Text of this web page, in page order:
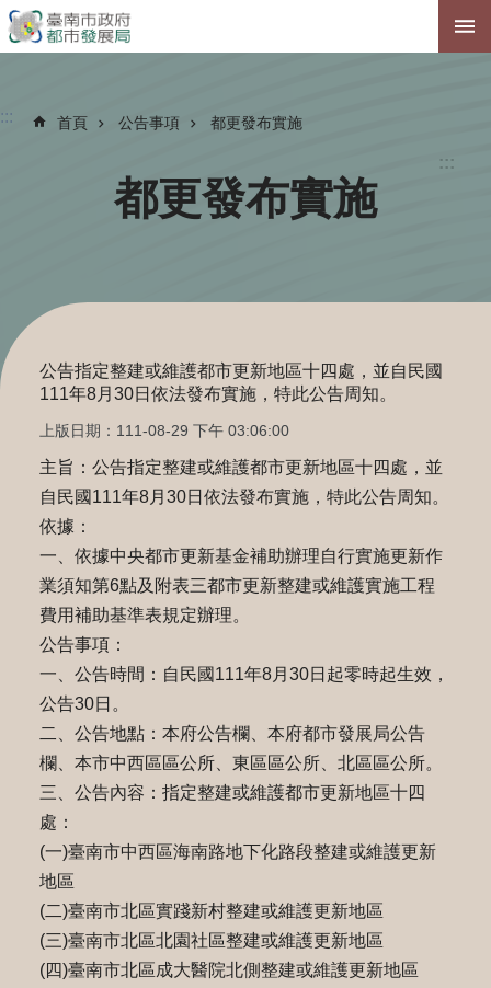
跳到主要內容區塊
:::
::: 首頁 公告事項 都更發布實施
都更發布實施
公告指定整建或維護都市更新地區十四處，並自民國
111年8月30日依法發布實施，特此公告周知。
上版日期：111-08-29 下午 03:06:00
主旨：公告指定整建或維護都市更新地區十四處，並
自民國111年8月30日依法發布實施，特此公告周知。
依據：
一、依據中央都市更新基金補助辦理自行實施更新作
業須知第6點及附表三都市更新整建或維護實施工程
費用補助基準表規定辦理。
公告事項：
一、公告時間：自民國111年8月30日起零時起生效，
公告30日。
二、公告地點：本府公告欄、本府都市發展局公告
欄、本市中西區區公所、東區區公所、北區區公所。
三、公告內容：指定整建或維護都市更新地區十四
處：
(一)臺南市中西區海南路地下化路段整建或維護更新
地區
(二)臺南市北區實踐新村整建或維護更新地區
(三)臺南市北區北園社區整建或維護更新地區
(四)臺南市北區成大醫院北側整建或維護更新地區